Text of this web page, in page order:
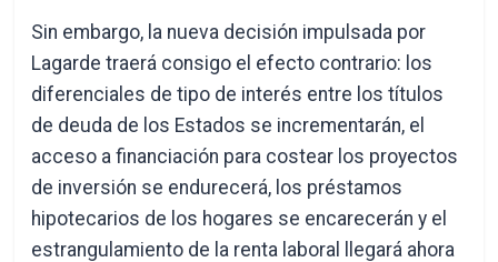
Sin embargo, la nueva decisión impulsada por
Lagarde traerá consigo el efecto contrario: los
diferenciales de tipo de interés entre los títulos
de deuda de los Estados se incrementarán, el
acceso a financiación para costear los proyectos
de inversión se endurecerá, los préstamos
hipotecarios de los hogares se encarecerán y el
estrangulamiento de la renta laboral llegará ahora